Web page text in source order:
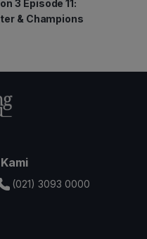
3 Episode 11:
& Champions
(021) 3093 0000